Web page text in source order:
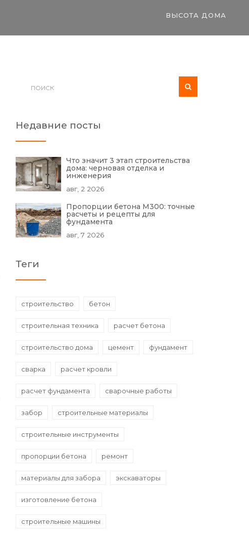
ВЫСОТА ДОМА
Недавние посты
Что значит 3 этап строительства
дома: черновая отделка и
инженерия
авг, 2 2026
Пропорции бетона М300: точные
расчеты и рецепты для
фундамента
авг, 7 2026
Теги
строительство бетон
строительная техника расчет бетона
строительство дома цемент фундамент
сварка расчет кровли
расчет фундамента сварочные работы
забор строительные материалы
строительные инструменты
пропорции бетона ремонт
материалы для забора экскаваторы
изготовление бетона
строительные машины